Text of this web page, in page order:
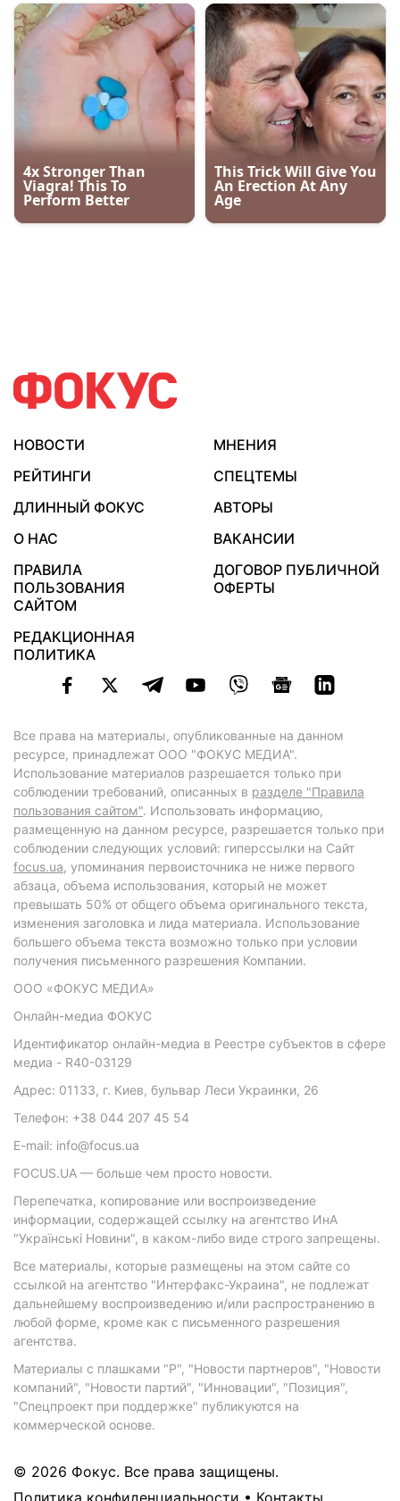
НОВОСТИ
МНЕНИЯ
РЕЙТИНГИ
СПЕЦТЕМЫ
ДЛИННЫЙ ФОКУС
АВТОРЫ
О НАС
ВАКАНСИИ
ПРАВИЛА
ПОЛЬЗОВАНИЯ
САЙТОМ
ДОГОВОР ПУБЛИЧНОЙ
ОФЕРТЫ
РЕДАКЦИОННАЯ
ПОЛИТИКА
Все права на материалы, опубликованные на данном
ресурсе, принадлежат ООО "ФОКУС МЕДИА".
Использование материалов разрешается только при
соблюдении требований, описанных в разделе "Правила
пользования сайтом". Использовать информацию,
размещенную на данном ресурсе, разрешается только при
соблюдении следующих условий: гиперссылки на Сайт
focus.ua, упоминания первоисточника не ниже первого
абзаца, объема использования, который не может
превышать 50% от общего объема оригинального текста,
изменения заголовка и лида материала. Использование
большего объема текста возможно только при условии
получения письменного разрешения Компании.
ООО «ФОКУС МЕДИА»
Онлайн-медиа ФОКУС
Идентификатор онлайн-медиа в Реестре субъектов в сфере
медиа - R40-03129
Адрес: 01133, г. Киев, бульвар Леси Украинки, 26
Телефон: +38 044 207 45 54
E-mail: info@focus.ua
FOCUS.UA — больше чем просто новости.
Перепечатка, копирование или воспроизведение
информации, содержащей ссылку на агентство ИнА
"Українські Новини", в каком-либо виде строго запрещены.
Все материалы, которые размещены на этом сайте со
ссылкой на агентство "Интерфакс-Украина", не подлежат
дальнейшему воспроизведению и/или распространению в
любой форме, кроме как с письменного разрешения
агентства.
Материалы с плашками "Р", "Новости партнеров", "Новости
компаний", "Новости партий", "Инновации", "Позиция",
"Спецпроект при поддержке" публикуются на
коммерческой основе.
© 2026 Фокус. Все права защищены.
Политика конфиденциальности • Контакты